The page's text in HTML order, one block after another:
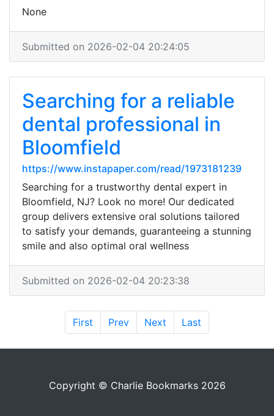
None
Submitted on 2026-02-04 20:24:05
Searching for a reliable
dental professional in
Bloomfield
https://www.instapaper.com/read/1973181239
Searching for a trustworthy dental expert in
Bloomfield, NJ? Look no more! Our dedicated
group delivers extensive oral solutions tailored
to satisfy your demands, guaranteeing a stunning
smile and also optimal oral wellness
Submitted on 2026-02-04 20:23:38
First Prev Next Last
Copyright © Charlie Bookmarks 2026